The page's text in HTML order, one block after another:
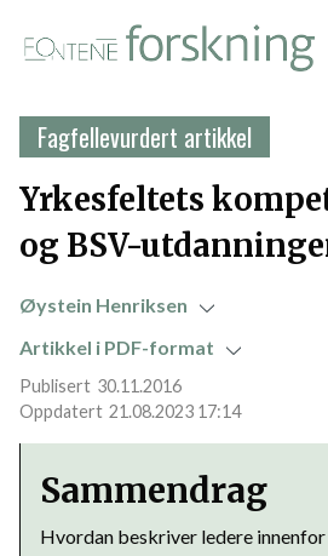
Fagfellevurdert artikkel
Yrkesfeltets
og BSV-
Øystein Henriksen
Artikkel i PDF-format
30.11.2016
21.08.2023 17:14
Sammendrag
Hvordan beskriver ledere innenfor